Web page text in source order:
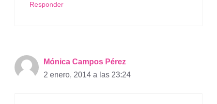
Responder
Mónica Campos Pérez
2 enero, 2014 a las 23:24